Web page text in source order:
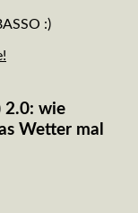
:)
2.0: wie
Wetter mal